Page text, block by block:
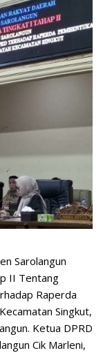
Sarolangun
II Tentang
Raperda
Singkut,
Ketua DPRD
Cik Marleni,